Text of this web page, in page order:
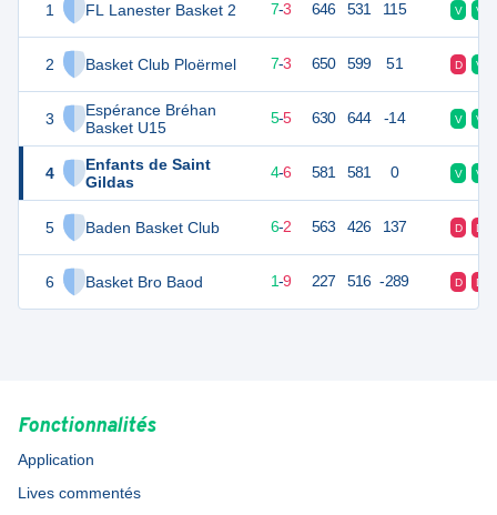
1 FL Lanester Basket 2
2 Basket Club Ploërmel
3
Espérance Bréhan
Basket U15
4
Enfants de Saint
Gildas
5 Baden Basket Club
6 Basket Bro Baod
17 10 7-3 646 531 115 V V
17 10 7-3 650 599 51 D V
15 5-5 630 644 -14 V V
14 4-6 581 581 0 V V
14 6-2 563 426 137 D D
11 1-9 227 516 -289 D D
Fonctionnalités
Application
Lives commentés